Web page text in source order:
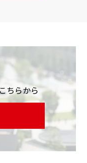
ちらから